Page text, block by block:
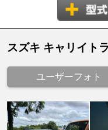
スズキ キャリイト
ユーザーフォト